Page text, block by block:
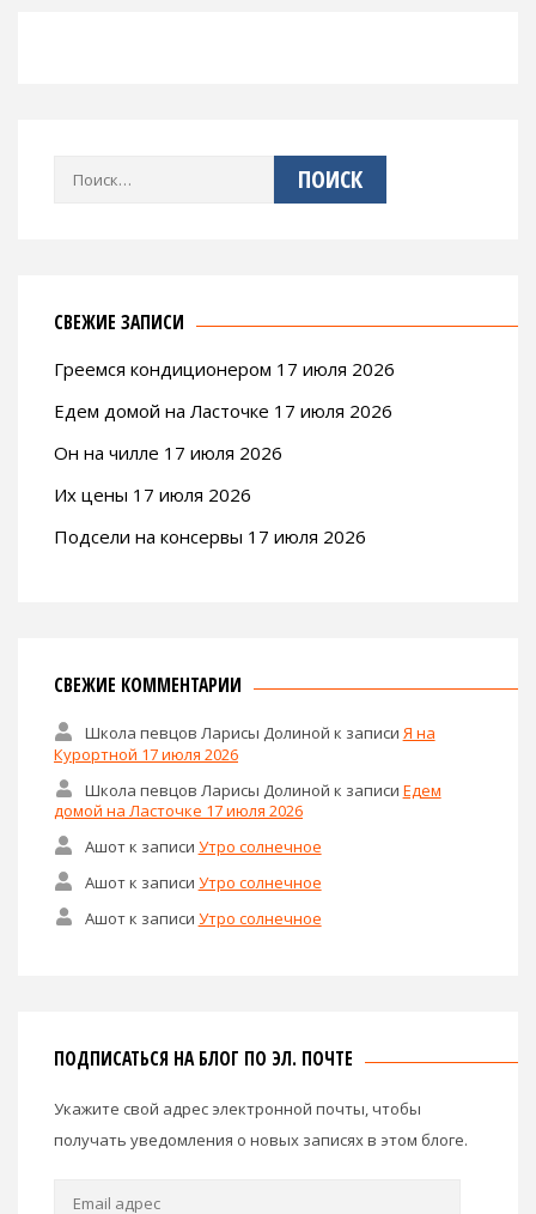
Найти:
СВЕЖИЕ ЗАПИСИ
Греемся кондиционером 17 июля 2026
Едем домой на Ласточке 17 июля 2026
Он на чилле 17 июля 2026
Их цены 17 июля 2026
Подсели на консервы 17 июля 2026
СВЕЖИЕ КОММЕНТАРИИ
Школа певцов Ларисы Долиной к записи Я на
Курортной 17 июля 2026
Школа певцов Ларисы Долиной к записи Едем
домой на Ласточке 17 июля 2026
Ашотк записи Утро солнечное
Ашотк записи Утро солнечное
Ашотк записи Утро солнечное
ПОДПИСАТЬСЯ НА БЛОГ ПО ЭЛ. ПОЧТЕ
Укажите свой адрес электронной почты, чтобы
получать уведомления о новых записях в этом блоге.
Email